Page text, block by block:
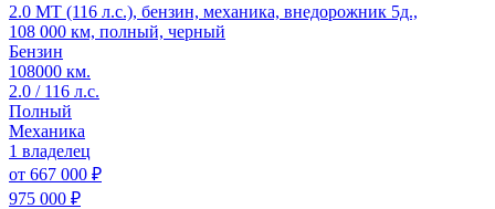
2.0 MT (116 л.с.), бензин, механика, внедорожник 5д.,
108 000 км, полный, черный
Бензин
108000 км.
2.0 / 116 л.с.
Полный
Механика
1 владелец
от 667 000 ₽
975 000 ₽